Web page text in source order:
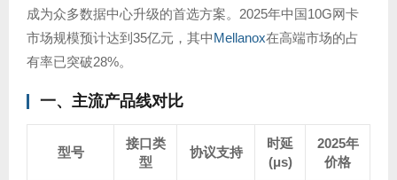
成为众多数据中心升级的首选方案。2025年中国10G网卡
市场规模预计达到35亿元，其中Mellanox在高端市场的占
有率已突破28%。
一、主流产品线对比
型号
接口类
型
协议支持
时延
(μs)
2025年
价格